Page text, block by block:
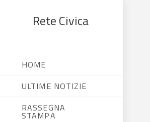
Rete Civica
HOME
ULTIME NOTIZIE
RASSEGNA
STAMPA